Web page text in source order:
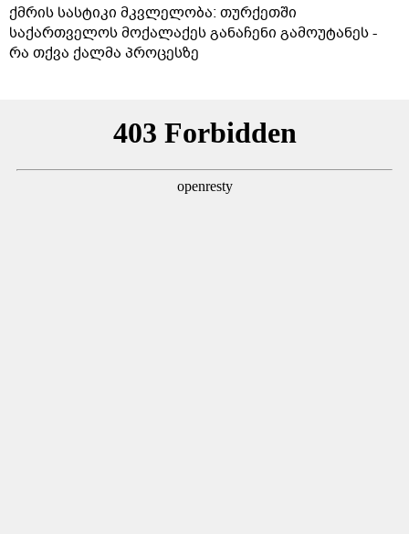
ქმრის სასტიკი მკვლელობა: თურქეთში
საქართველოს მოქალაქეს განაჩენი გამოუტანეს -
რა თქვა ქალმა პროცესზე